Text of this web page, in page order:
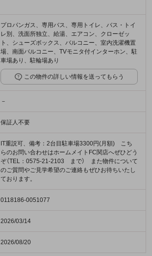
プロパンガス、専用バス、専用トイレ、バス・トイ
レ別、洗面所独立、給湯、エアコン、クローゼッ
ト、シューズボックス、バルコニー、室内洗濯機置
場、南面バルコニー、TVモニタ付インターホン、駐
車場あり、駐輪場あり
この物件の詳しい情報を送ってもらう
－
保証人不要
IT重説可、備考：2台目駐車場3300円(月額) こち
らのお問い合わせはホームメイトFC関店へぜひどう
ぞ（TEL：0575-21-2103 まで） また物件について
のご質問やご見学希望のご連絡もぜひお待ちいたし
ております。
0118186-0051077
2026/03/14
2026/08/20